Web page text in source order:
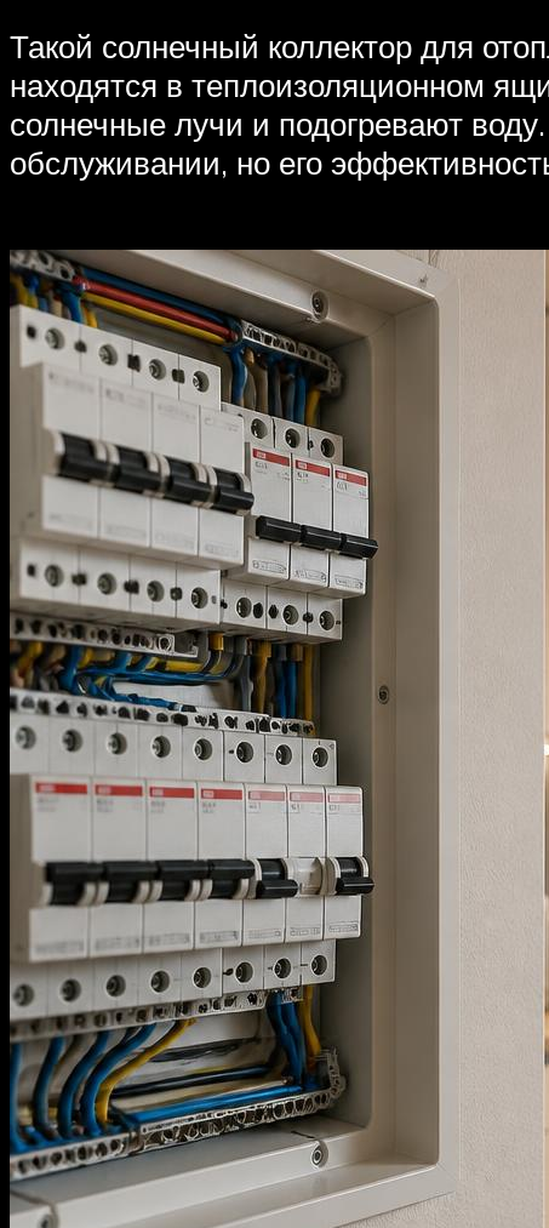
Такой солнечный коллектор для
находятся в теплоизоляционном
солнечные лучи и подогревают
обслуживании, но его